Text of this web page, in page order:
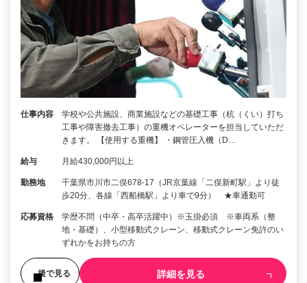
仕事内容
学校や公共施設、商業施設などの基礎工事（杭（くい）打ち
工事や障害撤去工事）の重機オペレーターを担当していただ
きます。 【使用する重機】 ・鋼管圧入機（D…
給与 月給430,000円以上
勤務地
千葉県市川市二俣678-17（JR京葉線「二俣新町駅」より徒
歩20分、各線「西船橋駅」より車で9分） ★車通勤可
応募資格
学歴不問（中卒・高卒活躍中）※玉掛必須 ※車両系（整
地・基礎）、小型移動式クレーン、移動式クレーン免許のい
ずれかをお持ちの方
後で見る 詳細を見る